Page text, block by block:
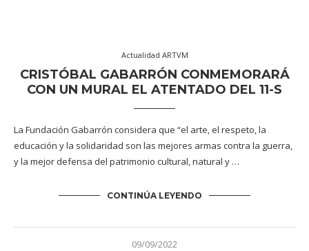
Actualidad ARTVM
CRISTÓBAL GABARRÓN CONMEMORARÁ
CON UN MURAL EL ATENTADO DEL 11-S
La Fundación Gabarrón considera que “el arte, el respeto, la
educación y la solidaridad son las mejores armas contra la guerra,
y la mejor defensa del patrimonio cultural, natural y …
CONTINÚA LEYENDO
09/09/2022